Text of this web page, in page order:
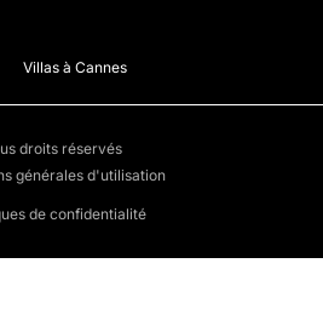
Cannes
droits réservés
générales d'utilisation
de confidentialité